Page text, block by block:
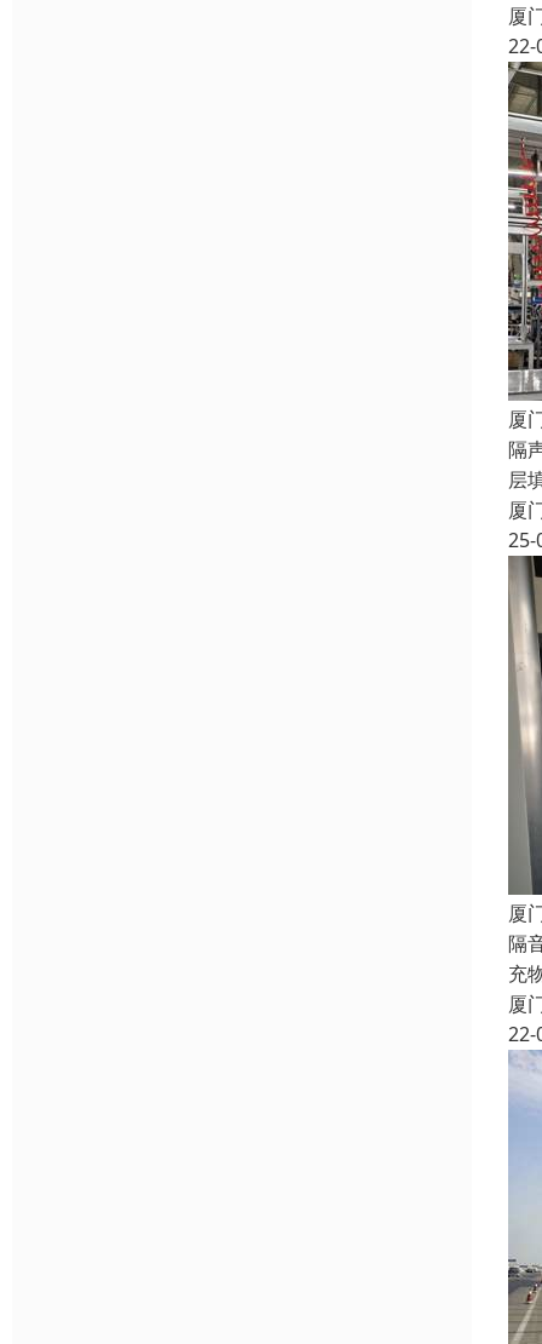
厦
22-
厦
隔
层
厦
25-
厦
隔
充
厦
22-